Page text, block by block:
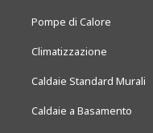
Pompe di Calore
Climatizzazione
Caldaie Standard Murali
Caldaie a Basamento